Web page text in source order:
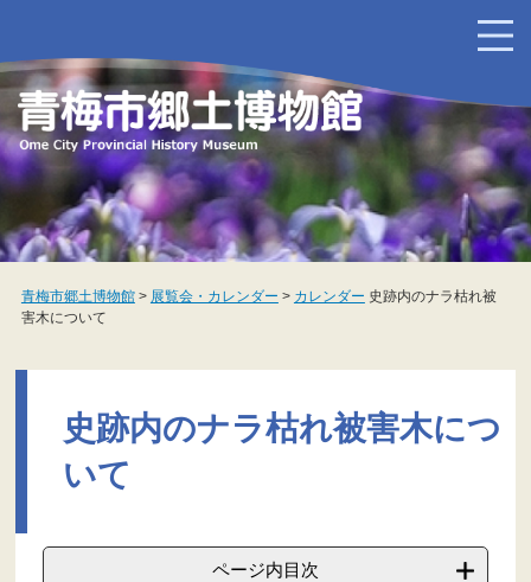
ジ
の
頭
で
す
ュ
ー
飛
ば
し
本
文
青梅市郷土博物館 > 展覧会・カレンダー > カレンダー 史跡内のナラ枯れ被
害木について
史跡内のナラ枯れ被害木につ
いて
ページ内目次